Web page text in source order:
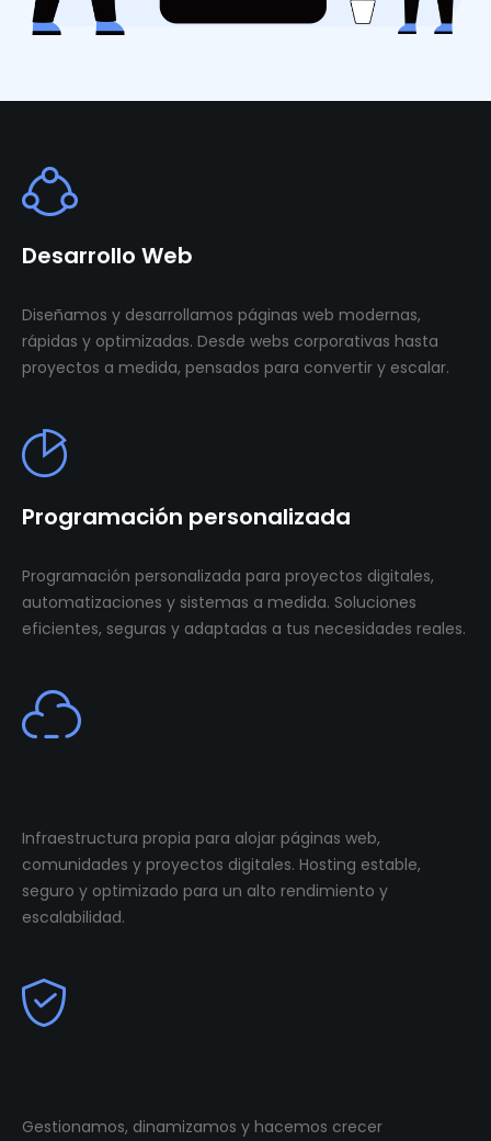
Desarrollo Web
Diseñamos y desarrollamos páginas web modernas,
rápidas y optimizadas. Desde webs corporativas hasta
proyectos a medida, pensados para convertir y escalar.
Programación personalizada
Programación personalizada para proyectos digitales,
automatizaciones y sistemas a medida. Soluciones
eficientes, seguras y adaptadas a tus necesidades reales.
Infraestructura propia para alojar páginas web,
comunidades y proyectos digitales. Hosting estable,
seguro y optimizado para un alto rendimiento y
escalabilidad.
Gestionamos, dinamizamos y hacemos crecer